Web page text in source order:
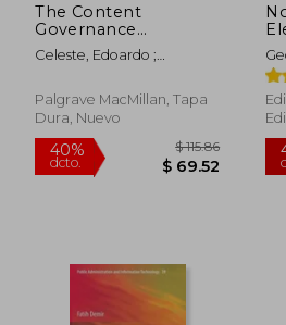
The Content
Governance
Dilemma: Digital
Constitutionalism,
Search for a Global
Standard (en Inglés)
Celeste, Edoardo ;
Dennis
Palgrave MacMillan, Tapa
Dura, Nuevo
$ 69.52